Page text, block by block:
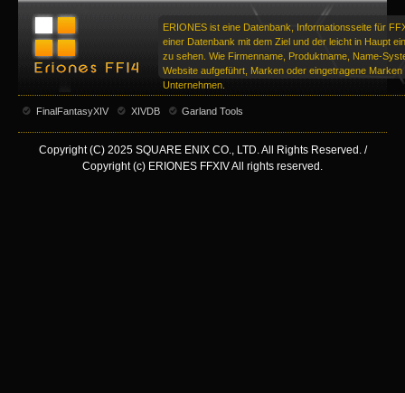
ERIONES ist eine Datenbank, Informationsseite für
einer Datenbank mit dem Ziel und der leicht in Haupt
zu sehen. Wie Firmenname, Produktname, Name-
Website aufgeführt, Marken oder eingetragene Marken
Unternehmen.
FinalFantasyXIV XIVDB Garland Tools
Copyright (C) 2025 SQUARE ENIX CO., LTD. All Rights Reserved. /
Copyright (c) ERIONES FFXIV All rights reserved.